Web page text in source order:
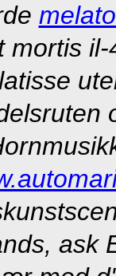
mortis
ask